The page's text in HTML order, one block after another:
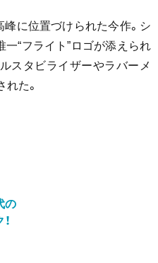
峰に位置づけられた今作。シ
一“フライト”ロゴが添えられ
スタビライザーやラバーメ
た。
の